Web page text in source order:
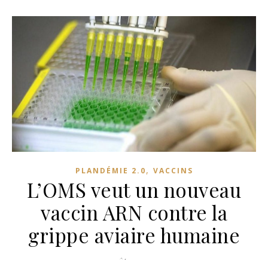
PLANDÉMIE 2.0, VACCINS
L’OMS veut un nouveau
vaccin ARN contre la
grippe aviaire humaine